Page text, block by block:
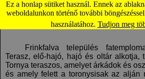
Ez a honlap sütiket használ. Ennek az
weboldalunkon történő további
használatához. Tudjon meg
Frinkfalva:
Frinkfalva település
Terasz, elő-hajó, hajó és oltár alkotja,
Tornya teraszos, amelyet árkádok és
és amely felett a toronysisak az alján
Komment